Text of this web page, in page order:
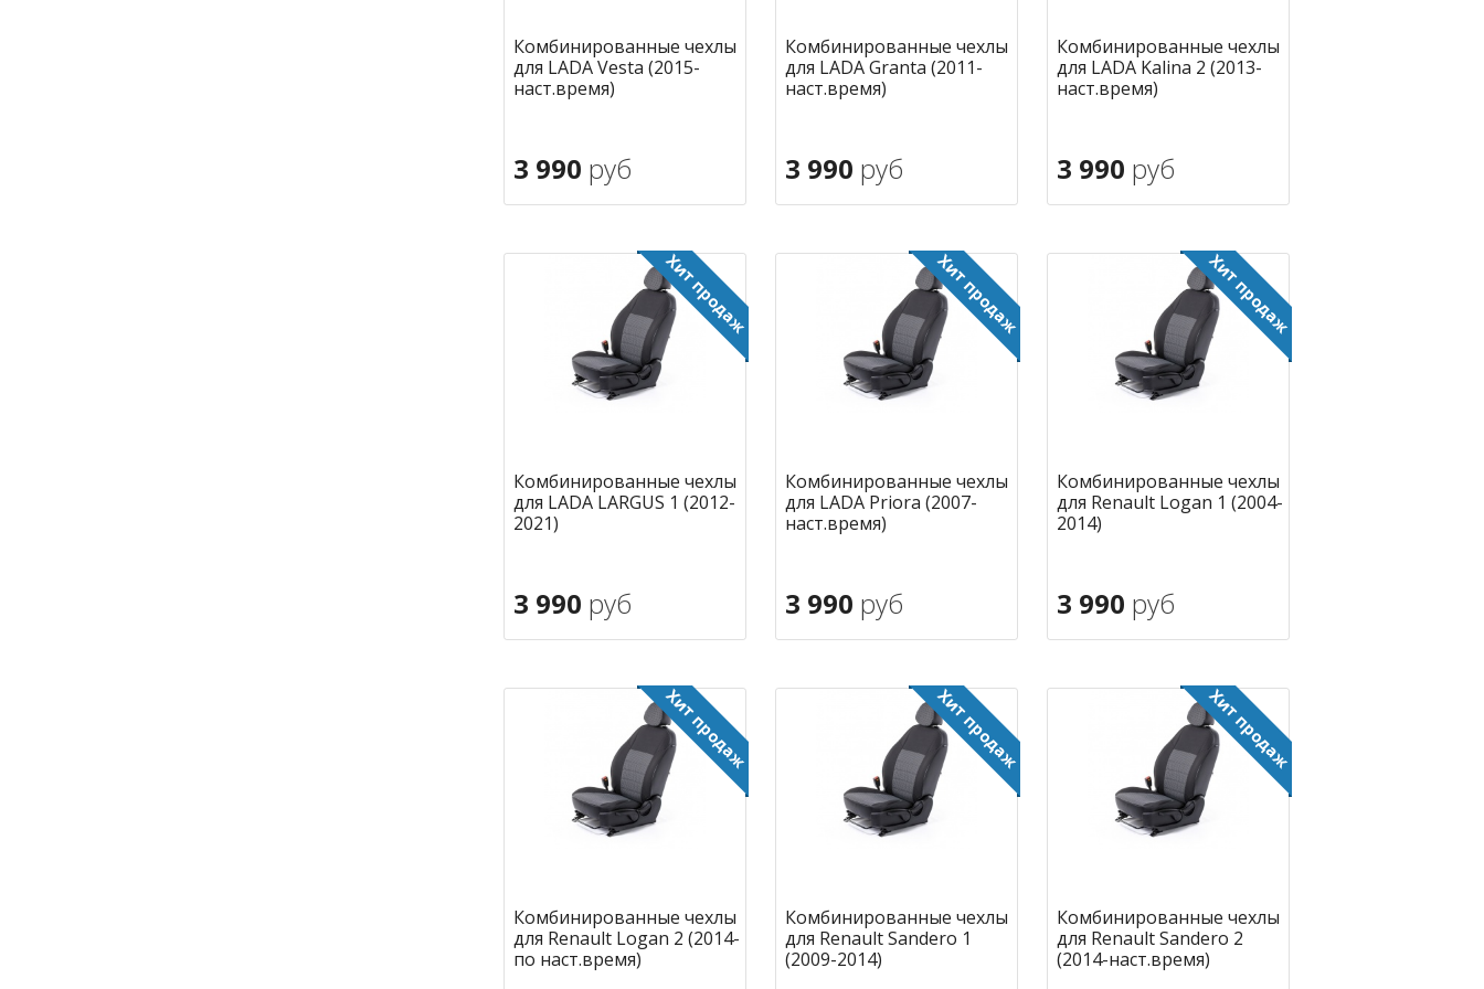
Комбинированные чехлы
для LADA Vesta (2015-
наст.время)
3 990 руб
В корзину
Комбинированные чехлы
для LADA Granta (2011-
наст.время)
3 990 руб
В корзину
Комбинированные чехлы
для LADA Kalina 2 (2013-
наст.время)
3 990 руб
В корзину
Комбинированные чехлы
для LADA LARGUS 1 (2012-
2021)
3 990 руб
Комбинированные чехлы
для LADA Priora (2007-
наст.время)
3 990 руб
Комбинированные чехлы
для Renault Logan 1 (2004-
2014)
3 990 руб
Комбинированные чехлы
для Renault Logan 2 (2014-
по наст.время)
Комбинированные чехлы
для Renault Sandero 1
(2009-2014)
Комбинированные чехлы
для Renault Sandero 2
(2014-наст.время)